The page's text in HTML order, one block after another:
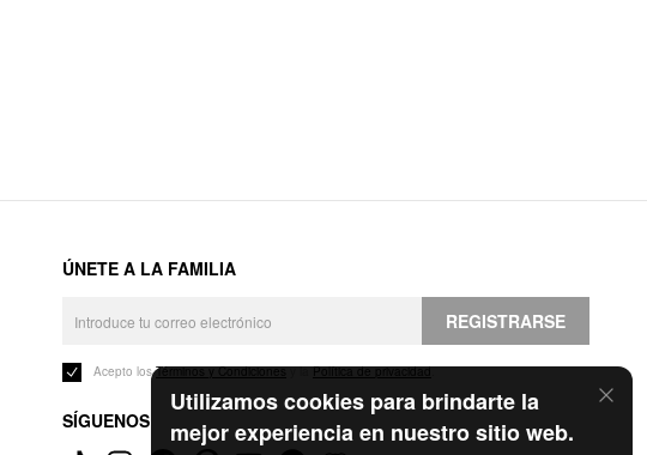
Utilizamos cookies para brindarte la
mejor experiencia en nuestro sitio web.
ÚNETE A LA FAMILIA
REGISTRARSE
Acepto losTérminos y Condicionesy laPolítica de privacidad.
SÍGUENOS